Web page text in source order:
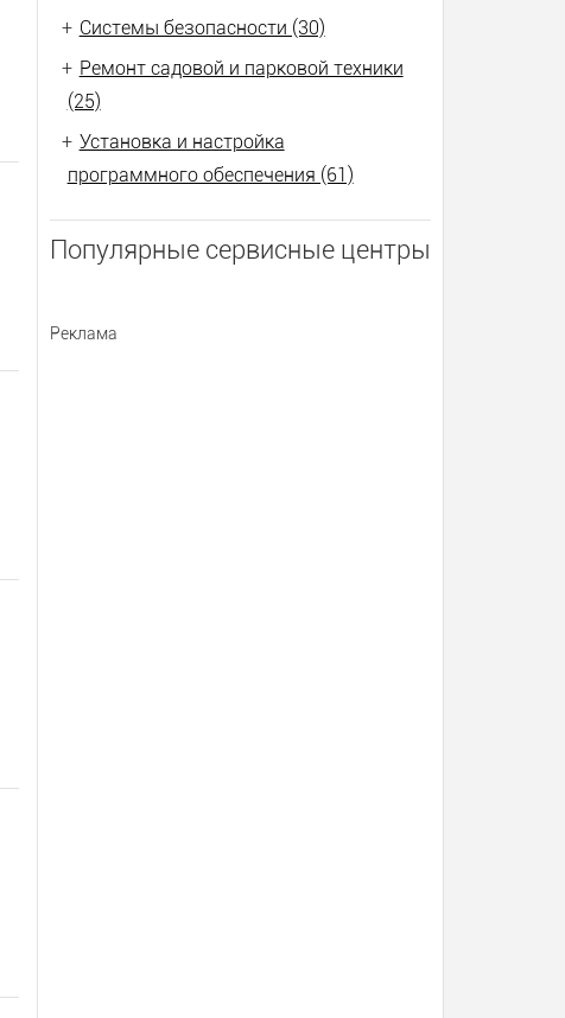
+ Системы безопасности (30)
+ Ремонт садовой и парковой техники
(25)
+ Установка и настройка
программного обеспечения (61)
Популярные сервисные центры
Реклама